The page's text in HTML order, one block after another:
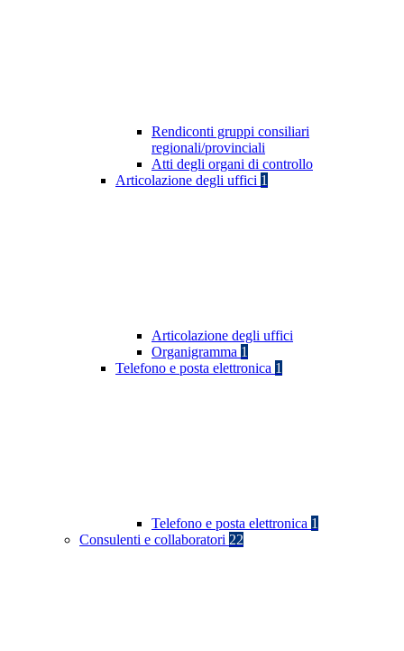
Rendiconti gruppi consiliari
regionali/provinciali
Atti degli organi di controllo
Articolazione degli uffici 1
Articolazione degli uffici
Organigramma 1
Telefono e posta elettronica 1
Telefono e posta elettronica 1
Consulenti e collaboratori 22